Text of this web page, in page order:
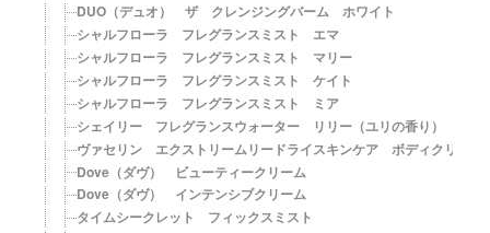
DUO（デュオ） ザ クレンジングバーム ホワイト
シャルフローラ フレグランスミスト エマ
シャルフローラ フレグランスミスト マリー
シャルフローラ フレグランスミスト ケイト
シャルフローラ フレグランスミスト ミア
シェイリー フレグランスウォーター リリー（ユリの香り）
ヴァセリン エクストリームリードライスキンケア ボディクリーム
Dove（ダヴ） ビューティークリーム
Dove（ダヴ） インテンシブクリーム
タイムシークレット フィックスミスト